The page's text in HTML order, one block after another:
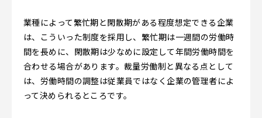
業種によって繁忙期と閑散期がある程度想定できる企業
は、こういった制度を採用し、繁忙期は一週間の労働時
間を長めに、閑散期は少なめに設定して年間労働時間を
合わせる場合があります。裁量労働制と異なる点として
は、労働時間の調整は従業員ではなく企業の管理者によ
って決められるところです。